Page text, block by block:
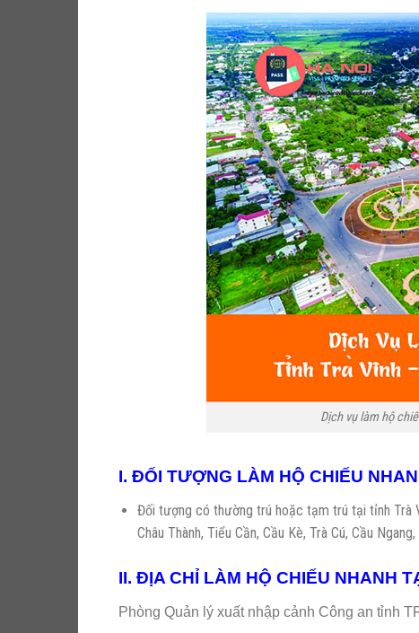
Dịch vụ làm hộ
I. ĐỐI TƯỢNG LÀM HỘ CHIẾU
Đối tượng có thường trú hoặc tạm trú tại tỉnh Trà
Châu Thành, Tiểu Cần, Cầu Kè, Trà Cú, Cầu
II. ĐỊA CHỈ LÀM HỘ CHIẾU NHANH
Phòng Quản lý xuất nhập cảnh Công an tỉnh